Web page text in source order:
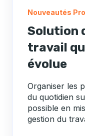
Nouveautés
Solution
travail
évolue
Organiser les
du quotidien
possible en
gestion du